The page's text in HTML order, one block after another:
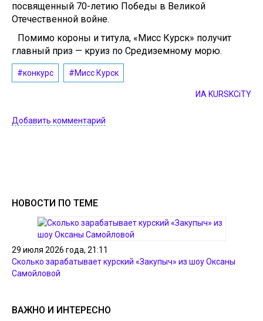
посвященный 70-летию Победы в Великой
Отечественной войне.
Помимо короны и титула, «Мисс Курск» получит
главный приз — круиз по Средиземному морю.
#конкурс #Мисс Курск
ИА KURSKCiTY
Добавить комментарий
НОВОСТИ ПО ТЕМЕ
29 июля 2026 года, 21:11
Сколько зарабатывает курский «Закупыч» из шоу Оксаны
Самойловой
ВАЖНО И ИНТЕРЕСНО